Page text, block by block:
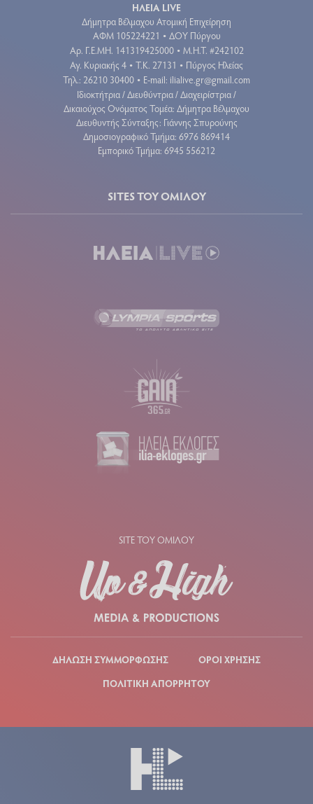
ΗΛΕΙΑ LIVE
Δήμητρα Βέλμαχου Ατομική Επιχείρηση
ΑΦΜ 105224221 • ΔΟΥ Πύργου
Aρ. Γ.Ε.ΜΗ. 141319425000 • Μ.Η.Τ. #242102
Αγ. Κυριακής 4 • Τ.Κ. 27131 • Πύργος Ηλείας
Τηλ.: 26210 30400 • E-mail: ilialive.gr@gmail.com
Ιδιοκτήτρια / Διευθύντρια / Διαχειρίστρια /
Δικαιούχος Ονόματος Τομέα: Δήμητρα Βέλμαχου
Διευθυντής Σύνταξης: Γιάννης Σπυρούνης
Δημοσιογραφικό Τμήμα: 6976 869414
Εμπορικό Τμήμα: 6945 556212
SITES ΤΟΥ ΟΜΙΛΟΥ
SITE ΤΟΥ ΟΜΙΛΟΥ
ΔΗΛΩΣΗ ΣΥΜΜΟΡΦΩΣΗΣ
ΟΡΟΙ ΧΡΗΣΗΣ
ΠΟΛΙΤΙΚΗ ΑΠΟΡΡΗΤΟΥ